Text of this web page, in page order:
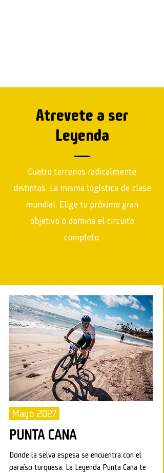
Atrevete a ser
Leyenda
Cuatro terrenos radicalmente
distintos. La misma logística de clase
mundial. Elige tu próximo gran
objetivo o domina el circuito
completo.
Mayo 2027
PUNTA CANA
Donde la selva espesa se encuentra con el
paraíso turquesa. La Leyenda Punta Cana te